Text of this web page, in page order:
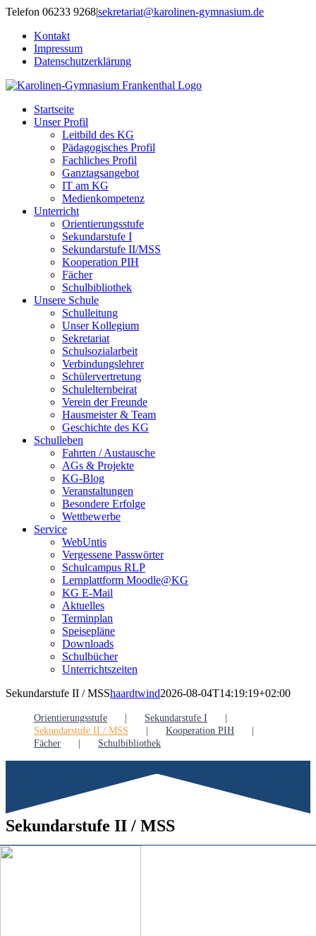
Zum
springen
Telefon 06233 9268|sekretariat@karolinen-gymnasium.de
Kontakt
Impressum
Datenschutzerklärung
Startseite
Unser Profil
Leitbild des KG
Pädagogisches Profil
Fachliches Profil
Ganztagsangebot
IT am KG
Medienkompetenz
Unterricht
Orientierungsstufe
Sekundarstufe I
Sekundarstufe II/MSS
Kooperation PIH
Fächer
Schulbibliothek
Unsere Schule
Schulleitung
Unser Kollegium
Sekretariat
Schulsozialarbeit
Verbindungslehrer
Schülervertretung
Schulelternbeirat
Verein der Freunde
Hausmeister & Team
Geschichte des KG
Schulleben
Fahrten / Austausche
AGs & Projekte
KG-Blog
Veranstaltungen
Besondere Erfolge
Wettbewerbe
Service
WebUntis
Vergessene Passwörter
Schulcampus RLP
Lernplattform Moodle@KG
KG E-Mail
Aktuelles
Terminplan
Speisepläne
Downloads
Schulbücher
Unterrichtszeiten
Sekundarstufe II / MSShaardtwind2026-08-04T14:19:19+02:00
Orientierungsstufe
Sekundarstufe I
Sekundarstufe II / MSS
Kooperation PIH
Fächer
Schulbibliothek
Sekundarstufe II / MSS